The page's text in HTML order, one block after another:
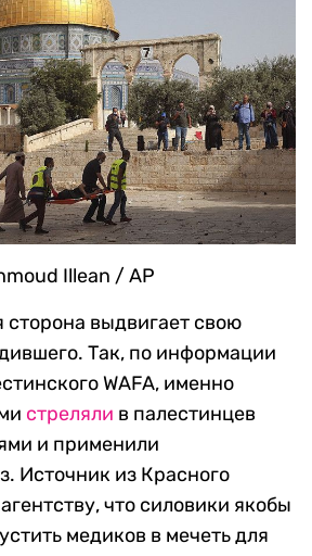
Illean / AP
выдвигает свою
Так, по информации
WAFA, именно
стреляли в палестинцев
и применили
Источник из Красного
что силовики якобы
медиков в мечеть для